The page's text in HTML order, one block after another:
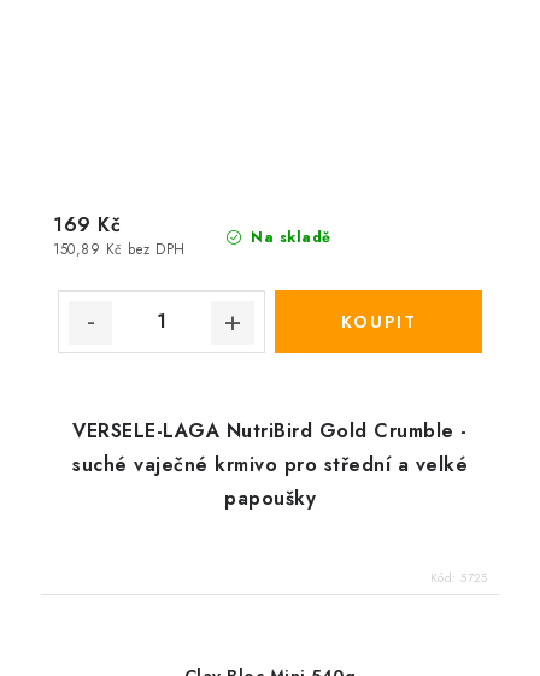
Na skladě
150,89 Kč bez DPH
169 Kč
VERSELE-LAGA NutriBird Gold Crumble -
suché vaječné krmivo pro střední a velké
papoušky
Kód: 5725